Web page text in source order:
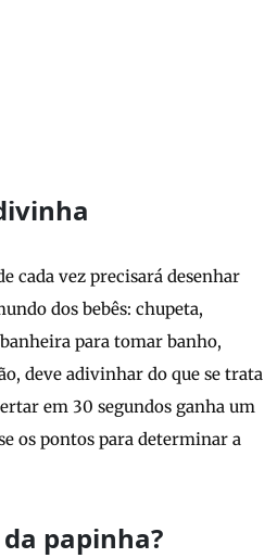
cada vez precisará desenhar
dos bebês: chupeta,
para tomar banho,
deve adivinhar do que se trata
em 30 segundos ganha um
os pontos para determinar a
papinha?